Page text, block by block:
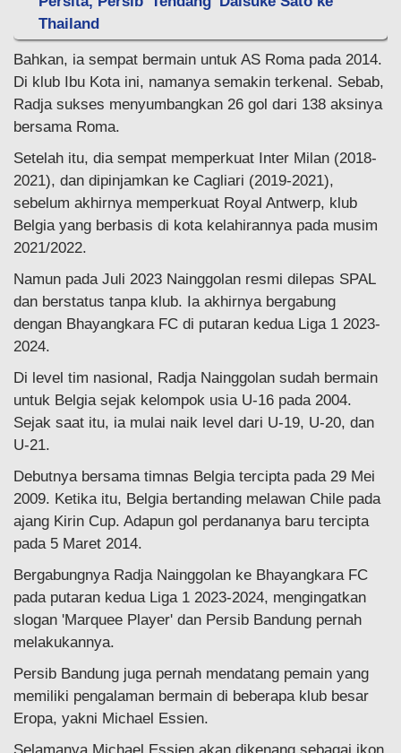
Thailand
Bahkan, ia sempat bermain untuk AS Roma pada 2014.
Di klub Ibu Kota ini, namanya semakin terkenal. Sebab,
Radja sukses menyumbangkan 26 gol dari 138 aksinya
bersama Roma.
Setelah itu, dia sempat memperkuat Inter Milan (2018-
2021), dan dipinjamkan ke Cagliari (2019-2021),
sebelum akhirnya memperkuat Royal Antwerp, klub
Belgia yang berbasis di kota kelahirannya pada musim
2021/2022.
Namun pada Juli 2023 Nainggolan resmi dilepas SPAL
dan berstatus tanpa klub. Ia akhirnya bergabung
dengan Bhayangkara FC di putaran kedua Liga 1 2023-
2024.
Di level tim nasional, Radja Nainggolan sudah bermain
untuk Belgia sejak kelompok usia U-16 pada 2004.
Sejak saat itu, ia mulai naik level dari U-19, U-20, dan
U-21.
Debutnya bersama timnas Belgia tercipta pada 29 Mei
2009. Ketika itu, Belgia bertanding melawan Chile pada
ajang Kirin Cup. Adapun gol perdananya baru tercipta
pada 5 Maret 2014.
Bergabungnya Radja Nainggolan ke Bhayangkara FC
pada putaran kedua Liga 1 2023-2024, mengingatkan
slogan 'Marquee Player' dan Persib Bandung pernah
melakukannya.
Persib Bandung juga pernah mendatang pemain yang
memiliki pengalaman bermain di beberapa klub besar
Eropa, yakni Michael Essien.